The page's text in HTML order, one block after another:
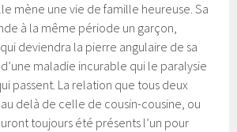
mène une vie de famille heureuse. Sa
à la même période un garçon,
deviendra la pierre angulaire de sa
maladie incurable qui le paralysie
passent. La relation que tous deux
delà de celle de cousin-cousine, ou
toujours été présents l’un pour